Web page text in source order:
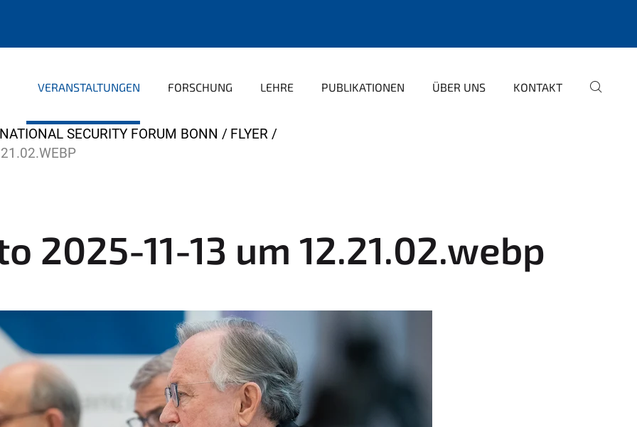
VERANSTALTUNGEN FORSCHUNG LEHRE PUBLIKATIONEN ÜBER UNS KONTAKT
SECURITY FORUM BONN
FLYER
2025-11-13 um 12.21.02.webp